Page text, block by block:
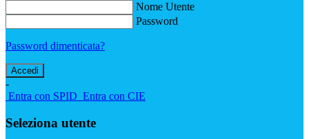
Nome Utente
Password
Password dimenticata?
-
Entra con SPID Entra con CIE
Seleziona utente